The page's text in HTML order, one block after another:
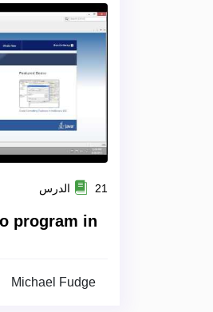
21 الدرس
program in
Michael Fudge